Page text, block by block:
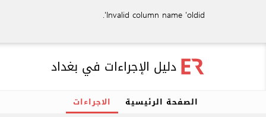
Invalid column name 'oldid'.
دليل الإجراءات في بغداد
الصفحة الرئيسية الاجراءات